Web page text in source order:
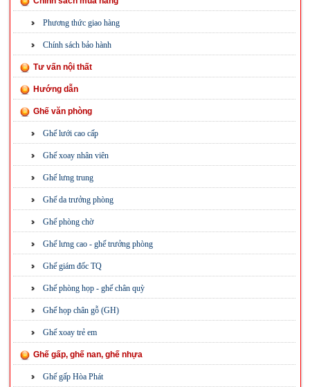
Phương thức giao hàng
Chính sách bảo hành
Tư vấn nội thất
Hướng dẫn
Ghế văn phòng
Ghế lưới cao cấp
Ghế xoay nhân viên
Ghế lưng trung
Ghế da trưởng phòng
Ghế phòng chờ
Ghế lưng cao - ghế trưởng phòng
Ghế giám đốc TQ
Ghế phòng họp - ghế chân quỳ
Ghế họp chân gỗ (GH)
Ghế xoay trẻ em
Ghế gấp, ghế nan, ghế nhựa
Ghế gấp Hòa Phát